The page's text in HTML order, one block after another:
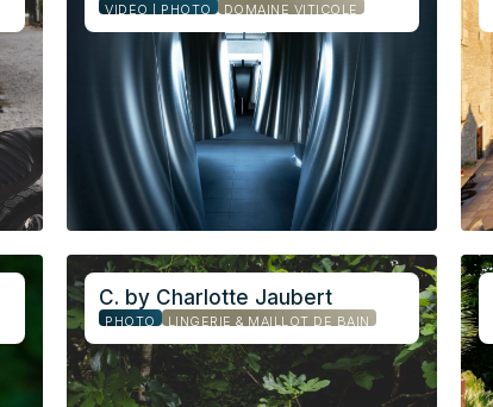
VIDÉO | PHOTO DOMAINE VITICOLE
C. by Charlotte Jaubert
PHOTO LINGERIE & MAILLOT DE BAIN